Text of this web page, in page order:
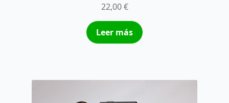
22,00€
Leer más